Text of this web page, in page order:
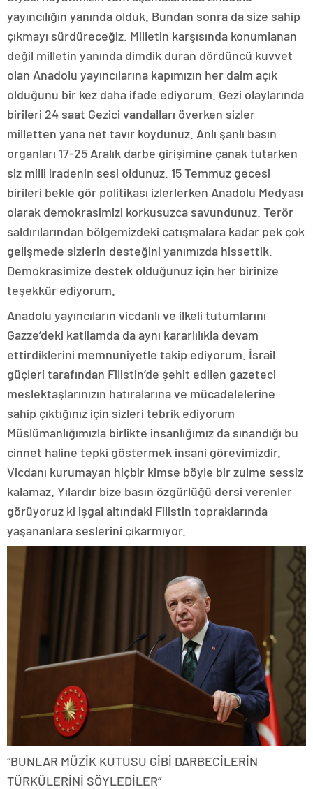
yayıncılığın yanında olduk. Bundan sonra da size sahip
çıkmayı sürdüreceğiz. Milletin karşısında konumlanan
değil milletin yanında dimdik duran dördüncü kuvvet
olan Anadolu yayıncılarına kapımızın her daim açık
olduğunu bir kez daha ifade ediyorum. Gezi olaylarında
birileri 24 saat Gezici vandalları överken sizler
milletten yana net tavır koydunuz. Anlı şanlı basın
organları 17-25 Aralık darbe girişimine çanak tutarken
siz milli iradenin sesi oldunuz. 15 Temmuz gecesi
birileri bekle gör politikası izlerlerken Anadolu Medyası
olarak demokrasimizi korkusuzca savundunuz. Terör
saldırılarından bölgemizdeki çatışmalara kadar pek çok
gelişmede sizlerin desteğini yanımızda hissettik.
Demokrasimize destek olduğunuz için her birinize
teşekkür ediyorum.
Anadolu yayıncıların vicdanlı ve ilkeli tutumlarını
Gazze’deki katliamda da aynı kararlılıkla devam
ettirdiklerini memnuniyetle takip ediyorum. İsrail
güçleri tarafından Filistin’de şehit edilen gazeteci
meslektaşlarınızın hatıralarına ve mücadelelerine
sahip çıktığınız için sizleri tebrik ediyorum
Müslümanlığımızla birlikte insanlığımız da sınandığı bu
cinnet haline tepki göstermek insani görevimizdir.
Vicdanı kurumayan hiçbir kimse böyle bir zulme sessiz
kalamaz. Yılardır bize basın özgürlüğü dersi verenler
görüyoruz ki işgal altındaki Filistin topraklarında
yaşananlara seslerini çıkarmıyor.
“BUNLAR MÜZİK KUTUSU GİBİ DARBECİLERİN
TÜRKÜLERİNİ SÖYLEDİLER”